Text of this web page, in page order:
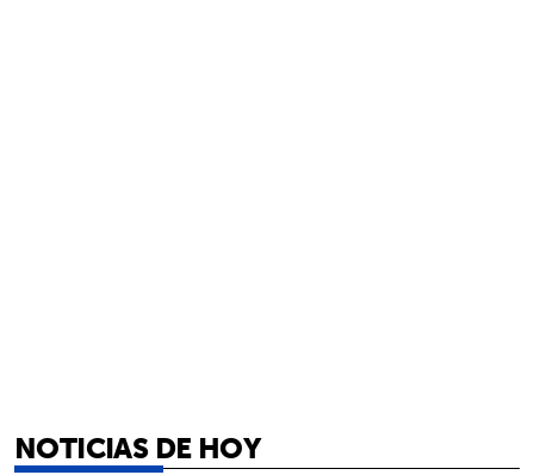
NOTICIAS DE HOY